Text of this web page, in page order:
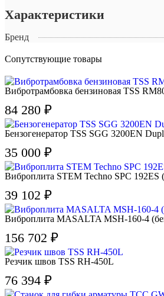
Характеристики
Бренд
Сопутствующие товары
Вибротрамбовка бензиновая TSS
84 280 ₽
Бензогенератор TSS SGG 3200EN
35 000 ₽
Виброплита STEM Techno SPC
39 102 ₽
Виброплита MASALTA MSH-160-4
156 702 ₽
Резчик швов TSS RH-450L
76 394 ₽